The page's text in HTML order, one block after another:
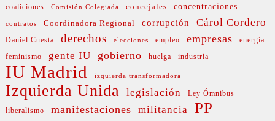
coaliciones Comisión Colegiada concejales concentraciones
contratos Coordinadora Regional corrupción Cárol Cordero
Daniel Cuesta derechos elecciones empleo empresas energía
feminismo gente IU gobierno huelga industria
IU Madrid izquierda transformadora
Izquierda Unida legislación Ley Ómnibus
liberalismo manifestaciones militancia PP